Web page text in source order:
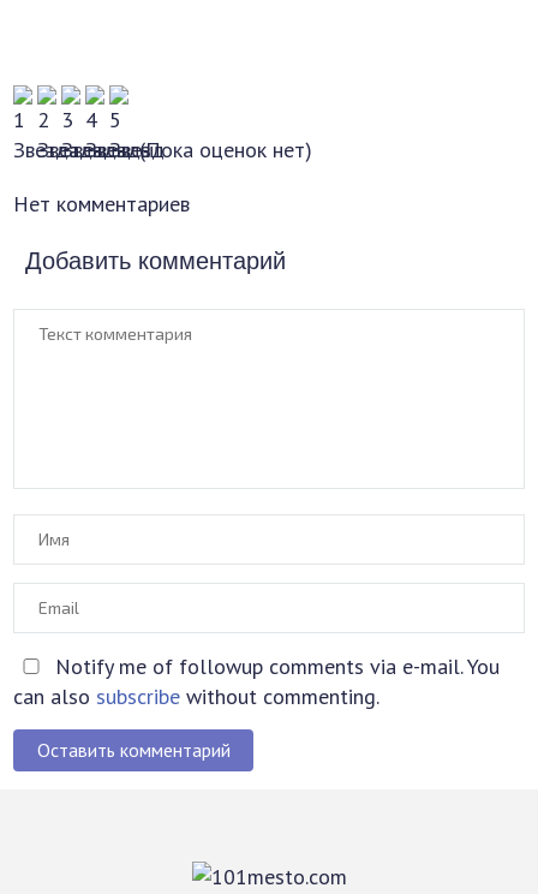
(Пока оценок нет)
Нет комментариев
Добавить комментарий
Notify me of followup comments via e-mail. You
can also subscribe without commenting.
Оставить комментарий